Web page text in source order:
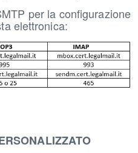
per la configurazione
elettronica: